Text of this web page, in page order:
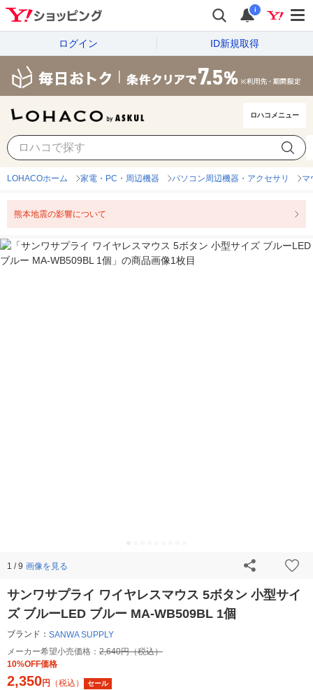
i
ログイン ID新規取得
ロハコメニュー
LOHACOホーム 家電・PC・周辺機器 パソコン周辺機器・アクセサリ マ
熊本地震の影響について
1 / 9 画像を見る
サンワサプライ ワイヤレスマウス 5ボタン 小型サイ
ズ ブルーLED ブルー MA-WB509BL 1個
ブランド： SANWA SUPPLY
メーカー希望小売価格： 2,640円（税込）
10%OFF価格
2,350円 （税込） セール